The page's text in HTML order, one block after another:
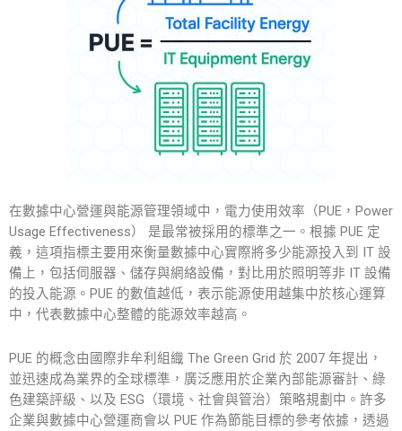
在數據中心營運與能源管理領域中，電力使用效率（PUE，Power
Usage Effectiveness） 是最常被採用的標準之一。根據 PUE 定
義 ，這項指標主要用來衡量數據中心實際將多少能源投入到 IT 設
備上，包括伺服器、儲存與網絡設備，對比用於照明等非 IT 設備
的投入能源。PUE 的數值越低，表示能源使用越集中於核心運算
中，代表數據中心整體的能源效率越高。
PUE 的概念由國際非牟利組織 The Green Grid 於 2007 年提出，
並迅速成為業界的全球標準，廣泛應用於企業內部能源審計、綠
色建築評級、以及 ESG（環境、社會與管治）策略規劃中。許多
企業與數據中心營運商會以 PUE 作為節能目標的參考依據，透過